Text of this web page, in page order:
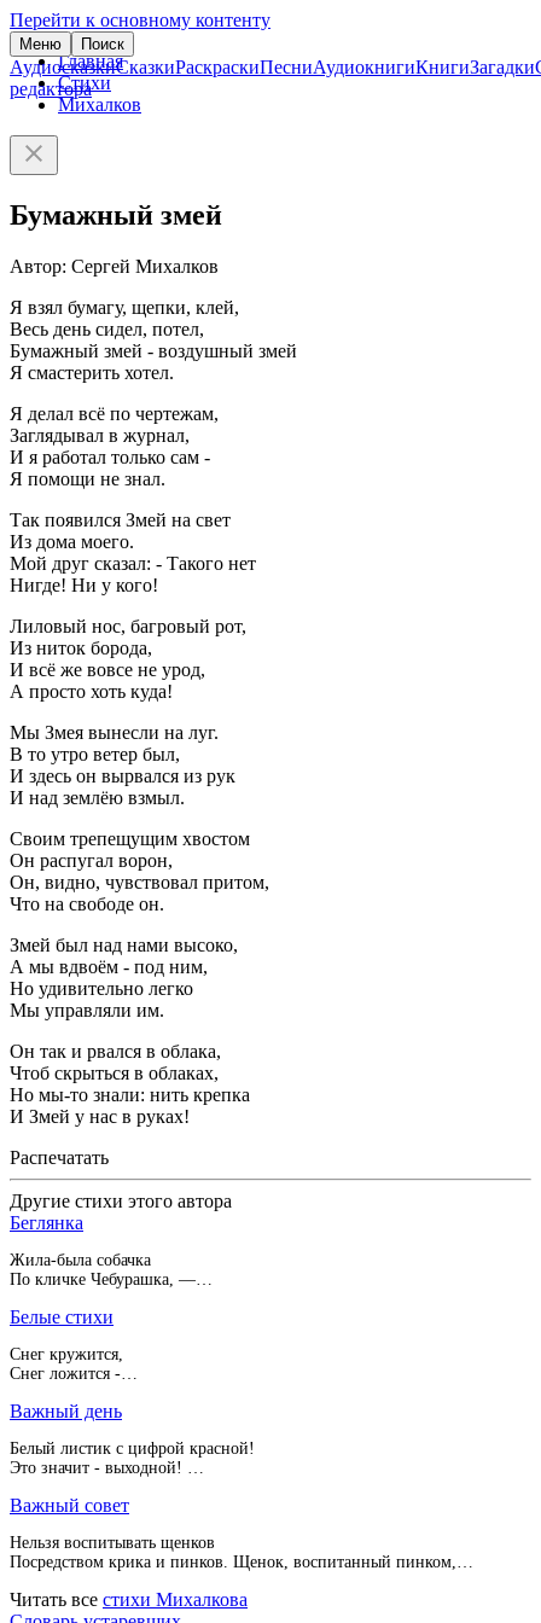
Перейти к основному контенту
Меню Поиск
АудиосказкиСказкиРаскраскиПесниАудиокнигиКнигиЗагадки
редактора
Главная
Стихи
Михалков
Бумажный змей
Автор: Сергей Михалков
Я взял бумагу, щепки, клей,
Весь день сидел, потел,
Бумажный змей - воздушный змей
Я смастерить хотел.
Я делал всё по чертежам,
Заглядывал в журнал,
И я работал только сам -
Я помощи не знал.
Так появился Змей на свет
Из дома моего.
Мой друг сказал: - Такого нет
Нигде! Ни у кого!
Лиловый нос, багровый рот,
Из ниток борода,
И всё же вовсе не урод,
А просто хоть куда!
Мы Змея вынесли на луг.
В то утро ветер был,
И здесь он вырвался из рук
И над землёю взмыл.
Своим трепещущим хвостом
Он распугал ворон,
Он, видно, чувствовал притом,
Что на свободе он.
Змей был над нами высоко,
А мы вдвоём - под ним,
Но удивительно легко
Мы управляли им.
Он так и рвался в облака,
Чтоб скрыться в облаках,
Но мы-то знали: нить крепка
И Змей у нас в руках!
Распечатать
Другие стихи этого автора
Беглянка
Жила-была собачка
По кличке Чебурашка, —…
Белые стихи
Снег кружится,
Снег ложится -…
Важный день
Белый листик с цифрой красной!
Это значит - выходной! …
Важный совет
Нельзя воспитывать щенков
Посредством крика и пинков. Щенок, воспитанный пинком,…
Читать все стихи Михалкова